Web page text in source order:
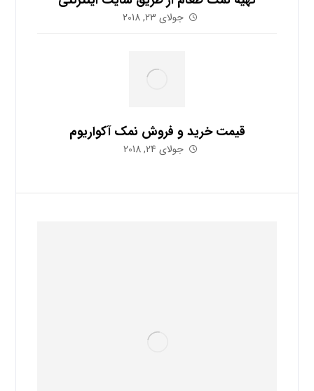
جولای 23, 2018
قیمت خرید و فروش نمک آکواریوم
جولای 24, 2018